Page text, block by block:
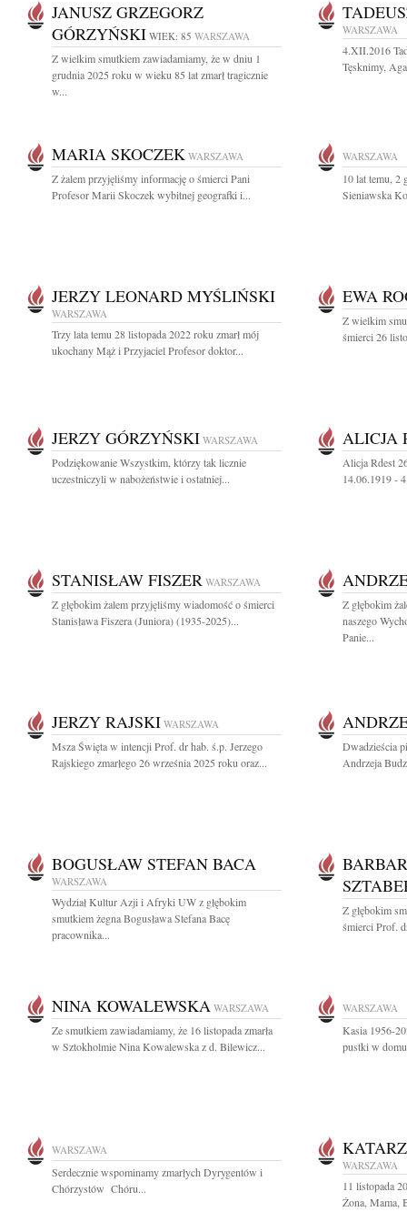
JANUSZ GRZEGORZ
GÓRZYŃSKI WIEK: 85 WARSZAWA
Z wielkim smutkiem zawiadamiamy, że w dniu 1
grudnia 2025 roku w wieku 85 lat zmarł tragicznie
w...
WARSZAWA
4.XII.2016
Tęsknimy,
MARIA SKOCZEK WARSZAWA
Z żalem przyjęliśmy informację o śmierci Pani
Profesor Marii Skoczek wybitnej geografki i...
WARSZAWA
10 lat temu, 2
Sieniawska
JERZY LEONARD MYŚLIŃSKI
WARSZAWA
Trzy lata temu 28 listopada 2022 roku zmarł mój
ukochany Mąż i Przyjaciel Profesor doktor...
EWA
Z wielkim
śmierci 26
JERZY GÓRZYŃSKI WARSZAWA
Podziękowanie Wszystkim, którzy tak licznie
uczestniczyli w nabożeństwie i ostatniej...
ALICJA
Alicja Rdest
14.06.1919 -
STANISŁAW FISZER WARSZAWA
Z głębokim żalem przyjęliśmy wiadomość o śmierci
Stanisława Fiszera (Juniora) (1935-2025)...
Z głębokim
naszego
Panie...
JERZY RAJSKI WARSZAWA
Msza Święta w intencji Prof. dr hab. ś.p. Jerzego
Rajskiego zmarłego 26 września 2025 roku oraz...
Dwadzieścia
Andrzeja
BOGUSŁAW STEFAN BACA
WARSZAWA
Wydział Kultur Azji i Afryki UW z głębokim
smutkiem żegna Bogusława Stefana Bacę
pracownika...
Z głębokim
śmierci Prof.
NINA KOWALEWSKA WARSZAWA
Ze smutkiem zawiadamiamy, że 16 listopada zmarła
w Sztokholmie Nina Kowalewska z d. Bilewicz...
WARSZAWA
Kasia 1956-
pustki w
WARSZAWA
Serdecznie wspominamy zmarłych Dyrygentów i
Chórzystów Chóru...
WARSZAWA
11 listopada
Żona, Mama,